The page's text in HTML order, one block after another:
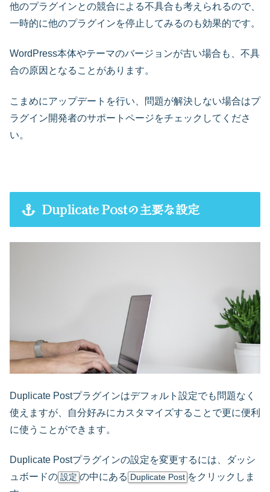
他のプラグインとの競合による不具合も考えられるので、
一時的に他のプラグインを停止してみるのも効果的です。
WordPress本体やテーマのバージョンが古い場合も、不具
合の原因となることがあります。
こまめにアップデートを行い、問題が解決しない場合はプ
ラグイン開発者のサポートページをチェックしてくださ
い。
Duplicate Postの主要な設定
Duplicate Postプラグインはデフォルト設定でも問題なく
使えますが、自分好みにカスタマイズすることで更に便利
に使うことができます。
Duplicate Postプラグインの設定を変更するには、ダッシ
ュボードの 設定 の中にある Duplicate Post をクリックしま